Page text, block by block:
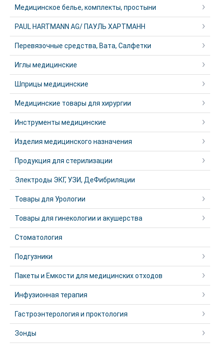
Медицинское белье, комплекты, простыни
PAUL HARTMANN AG/ ПАУЛЬ ХАРТМАНН
Перевязочные средства, Вата, Салфетки
Иглы медицинские
Шприцы медицинские
Медицинские товары для хирургии
Инструменты медицинские
Изделия медицинского назначения
Продукция для стерилизации
Электроды ЭКГ, УЗИ, ДеФибриляции
Товары для Урологии
Товары для гинекологии и акушерства
Стоматология
Подгузники
Пакеты и Емкости для медицинских отходов
Инфузионная терапия
Гастроэнтерология и проктология
Зонды